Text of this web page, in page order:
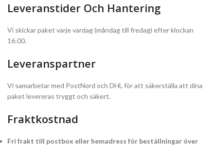
Leveranstider Och Hantering
Vi skickar paket varje vardag (måndag till fredag) efter klockan
16:00.
Leveranspartner
Vi samarbetar med PostNord och DHL för att säkerställa att dina
paket levereras tryggt och säkert.
Fraktkostnad
Fri frakt till postbox eller hemadress för beställningar över